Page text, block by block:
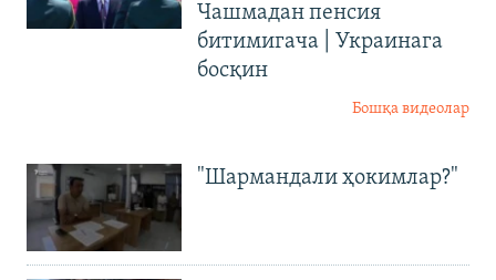
Чашмадан пенсия
битимигача | Украинага
босқин
Бошқа видеолар
"Шармандали ҳокимлар?"